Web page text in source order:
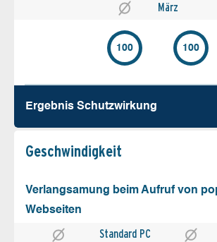
März
100 100
Ergebnis Schutz­wirkung
Geschw­indigkeit
Verlangsamung beim Aufruf von
Webseiten
Standard PC